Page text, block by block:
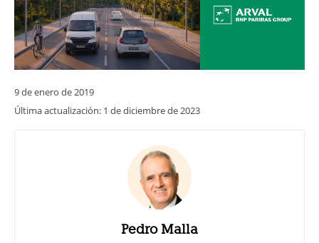
9 de enero de 2019
Última actualización: 1 de diciembre de 2023
Pedro Malla